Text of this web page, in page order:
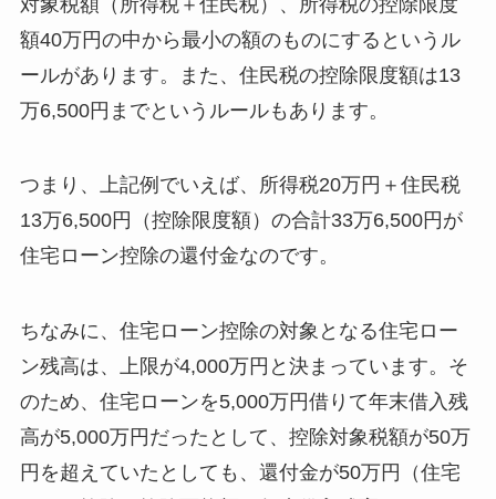
額40万円の中から最小の額のものにするというル
ールがあります。また、住民税の控除限度額は13
万6,500円までというルールもあります。
つまり、上記例でいえば、所得税20万円＋住民税
13万6,500円（控除限度額）の合計33万6,500円が
住宅ローン控除の還付金なのです。
ちなみに、住宅ローン控除の対象となる住宅ロー
ン残高は、上限が4,000万円と決まっています。そ
のため、住宅ローンを5,000万円借りて年末借入残
高が5,000万円だったとして、控除対象税額が50万
円を超えていたとしても、還付金が50万円（住宅